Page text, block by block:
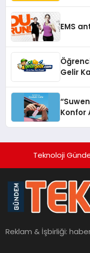
EMS
Gelir
Konfor
Teknoloji
Reklam & İşbirliği: